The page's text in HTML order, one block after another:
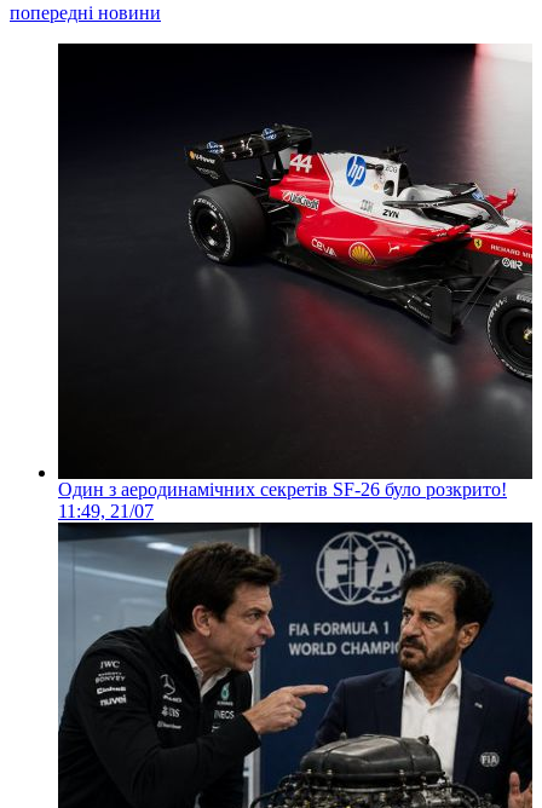
попередні новини
Один з аеродинамічних секретів SF-26 було розкрито!
11:49, 21/07